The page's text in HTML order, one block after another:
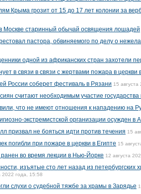
Крыма грозит от 15 до 17 лет колонии за
Москве старинный обычай освящения лошадей
пастора, обвиняемого по делу о
одной из африканских стран захотели
в связи в связи с жертвами пожара в церкви
России соберет фестиваль в Рязани 15
считают необходимым участие государства
что не имеют отношения к нападению на
экстремистской организации осужден в
призвал не бояться идти против течения 15
погибли при пожаре в церкви в Египте 15
во время лекции в Нью-Йорке 12 августа
изъятые сто лет назад из петербургских
2022 года, 15:58
слухи о судебной тяжбе за храмы в Зарядье